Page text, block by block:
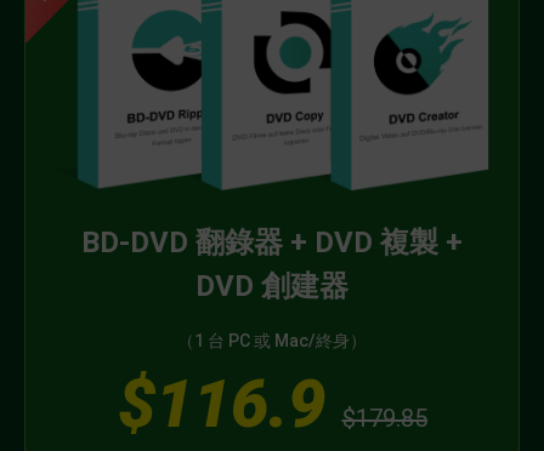
BD-DVD 翻錄器 + DVD 複製 +
DVD 創建器
（1 台 PC 或 Mac/終身）
$116.9$179.85